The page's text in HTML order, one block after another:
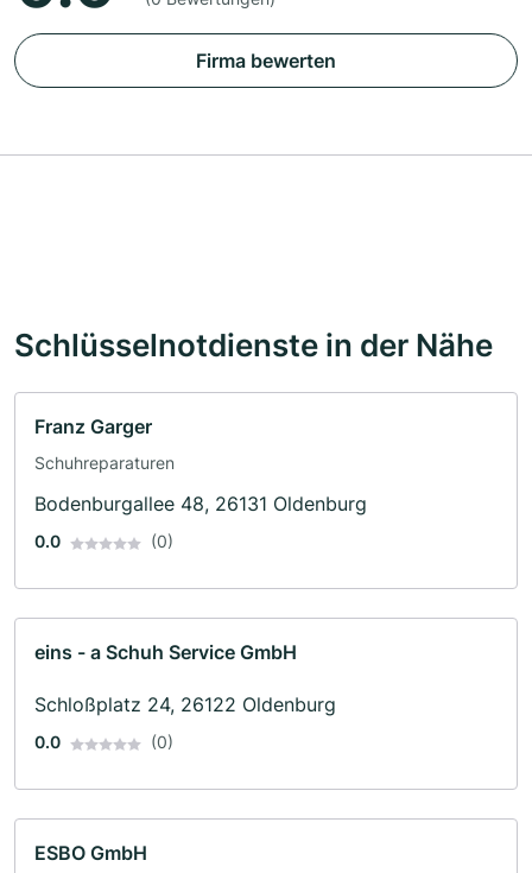
Firma bewerten
Schlüsselnotdienste in der Nähe
Franz Garger
Schuhreparaturen
Bodenburgallee 48, 26131 Oldenburg
0.0 (0)
eins - a Schuh Service GmbH
Schloßplatz 24, 26122 Oldenburg
0.0 (0)
ESBO GmbH